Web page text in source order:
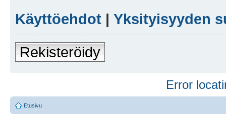
Käyttöehdot | Yksityisyyden
Rekisteröidy
Error
Etusivu